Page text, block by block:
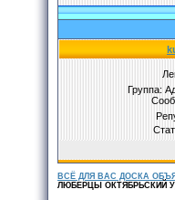
Группа:
ВСЁ ДЛЯ ВАС ДОСКА
ЛЮБЕРЦЫ ОКТЯБРЬСКИЙ